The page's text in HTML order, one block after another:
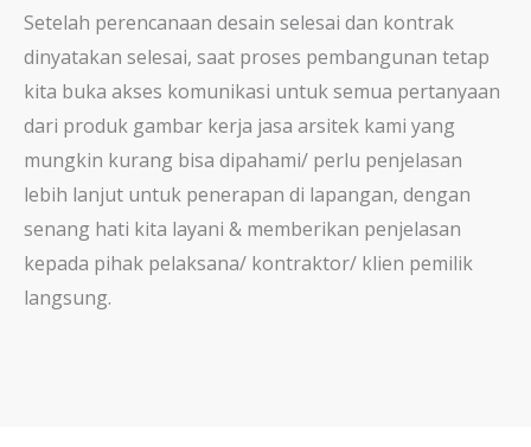
Setelah perencanaan desain selesai dan kontrak
dinyatakan selesai, saat proses pembangunan tetap
kita buka akses komunikasi untuk semua pertanyaan
dari produk gambar kerja jasa arsitek kami yang
mungkin kurang bisa dipahami/ perlu penjelasan
lebih lanjut untuk penerapan di lapangan, dengan
senang hati kita layani & memberikan penjelasan
kepada pihak pelaksana/ kontraktor/ klien pemilik
langsung.